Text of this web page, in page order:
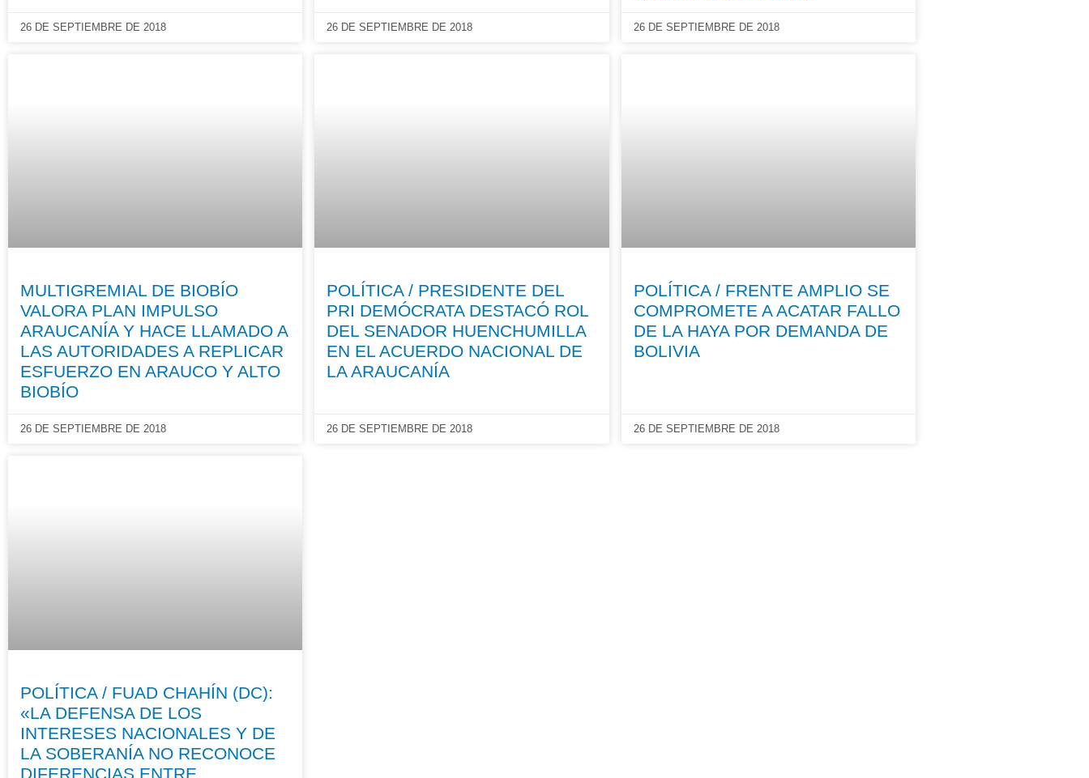
26 DE SEPTIEMBRE DE 2018 26 DE SEPTIEMBRE DE 2018 26 DE SEPTIEMBRE DE 2018
MULTIGREMIAL DE BIOBÍO
VALORA PLAN IMPULSO
ARAUCANÍA Y HACE LLAMADO A
LAS AUTORIDADES A REPLICAR
ESFUERZO EN ARAUCO Y ALTO
BIOBÍO
26 DE SEPTIEMBRE DE 2018
POLÍTICA / PRESIDENTE DEL
PRI DEMÓCRATA DESTACÓ ROL
DEL SENADOR HUENCHUMILLA
EN EL ACUERDO NACIONAL DE
LA ARAUCANÍA
26 DE SEPTIEMBRE DE 2018
POLÍTICA / FRENTE AMPLIO SE
COMPROMETE A ACATAR FALLO
DE LA HAYA POR DEMANDA DE
BOLIVIA
26 DE SEPTIEMBRE DE 2018
POLÍTICA / FUAD CHAHÍN (DC):
«LA DEFENSA DE LOS
INTERESES NACIONALES Y DE
LA SOBERANÍA NO RECONOCE
DIFERENCIAS ENTRE